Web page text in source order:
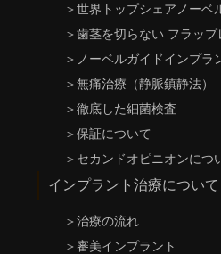
＞世界トップシェアノーベ
＞歯茎を切らない フラップ
＞ ノーベルガイドインプラ
＞無痛治療（静脈鎮静法）
＞徹底した細菌検査
＞保証について
＞ セカンドオピニオンにつ
インプラント治療について
＞治療の流れ
＞審美インプラント